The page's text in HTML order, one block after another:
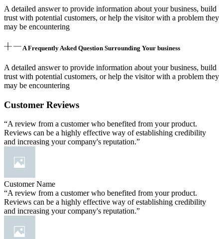
A detailed answer to provide information about your business, build
trust with potential customers, or help the visitor with a problem they
may be encountering
A Frequently Asked Question Surrounding Your business
A detailed answer to provide information about your business, build
trust with potential customers, or help the visitor with a problem they
may be encountering
Customer Reviews
“A review from a customer who benefited from your product.
Reviews can be a highly effective way of establishing credibility
and increasing your company's reputation.”
Customer Name
“A review from a customer who benefited from your product.
Reviews can be a highly effective way of establishing credibility
and increasing your company's reputation.”